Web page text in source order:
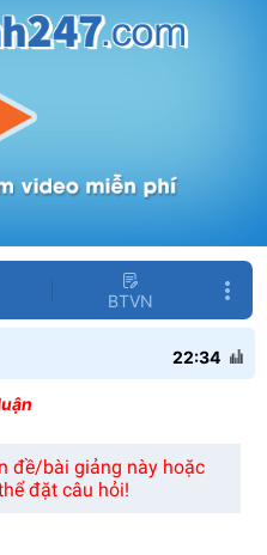
BTVN
22:34
đề/bài giảng này hoặc
đặt câu hỏi!